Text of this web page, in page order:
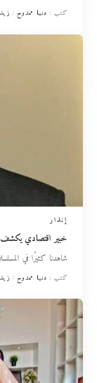
كتب : دنيا ممدوح
إنذار
خبير اقتصادي
شاهدنا كثيرًا في
كتب : دنيا ممدوح